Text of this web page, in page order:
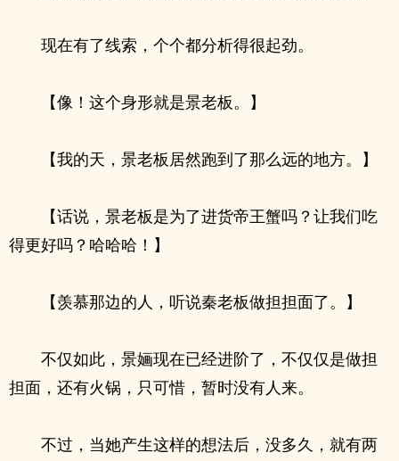
现在有了线索，个个都分析得很起劲。
【像！这个身形就是景老板。】
【我的天，景老板居然跑到了那么远的地方。】
【话说，景老板是为了进货帝王蟹吗？让我们吃
得更好吗？哈哈哈！】
【羡慕那边的人，听说秦老板做担担面了。】
不仅如此，景婳现在已经进阶了，不仅仅是做担
担面，还有火锅，只可惜，暂时没有人来。
不过，当她产生这样的想法后，没多久，就有两